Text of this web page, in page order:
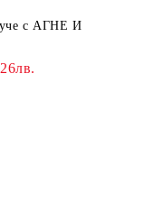
с АГНЕ И